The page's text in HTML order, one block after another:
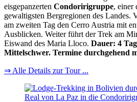
eisgepanzerten Condoririgruppe, einer
gewaltigsten Bergregionen des Landes.
am zweiten Tag den Cerro Austria mit
Ausblicken. Weiter führt der Trek am
Eiswand des Maria Lloco. Dauer: 4
Mittelschwer. Termine durchgehend
⇒ Alle Details zur Tour ...